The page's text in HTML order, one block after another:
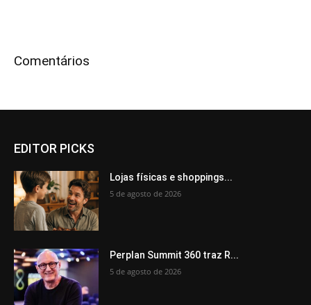
Comentários
EDITOR PICKS
Lojas físicas e shoppings...
5 de agosto de 2026
Perplan Summit 360 traz R...
5 de agosto de 2026